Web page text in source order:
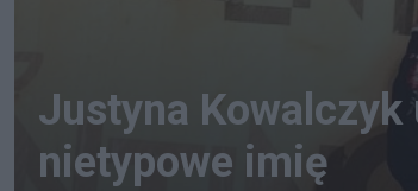
Justyna Kowalczyk
nietypowe imię